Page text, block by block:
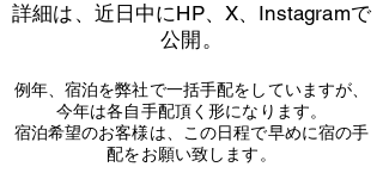
詳細は、近日中にHP、X、Instagramで
公開。
例年、宿泊を弊社で一括手配をしていますが、
今年は各自手配頂く形になります。
​宿泊希望のお客様は、この日程で早めに宿の手
配をお願い致します。